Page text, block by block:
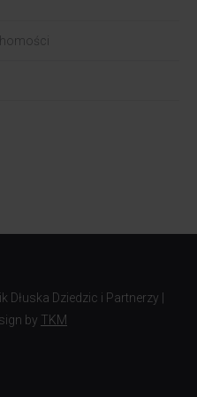
Dłuska Dziedzic i Partnerzy |
by TKM